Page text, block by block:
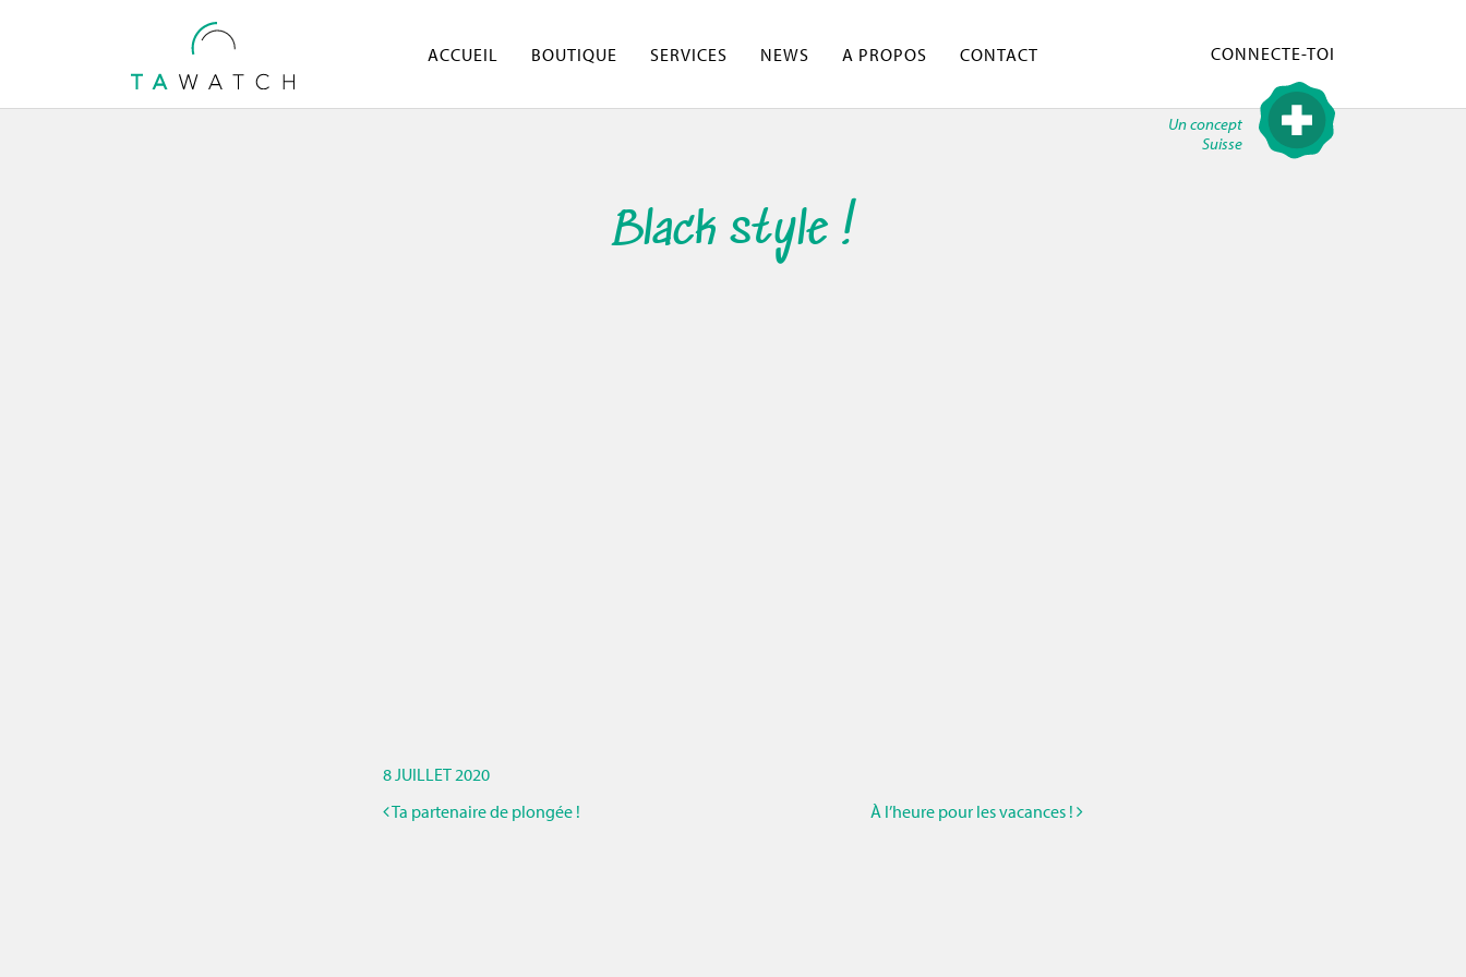
ACCUEIL
BOUTIQUE SERVICES NEWS A PROPOS CONTACT CONNECTE-TOI
Un concept
Suisse
Black style !
8 JUILLET 2020
Ta partenaire de plongée !
À l’heure pour les vacances !